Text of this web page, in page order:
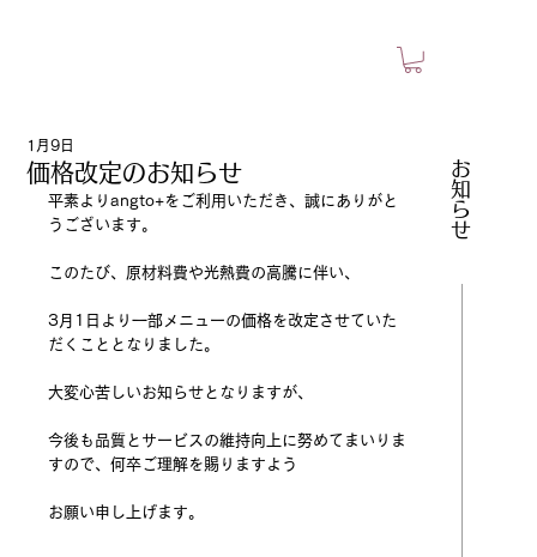
価格改定のお知らせ
1月9日
平素よりangto+をご利用いただき、誠にありがと
うございます。
このたび、原材料費や光熱費の高騰に伴い、
3月1日より一部メニューの価格を改定させていた
だくこととなりました。
大変心苦しいお知らせとなりますが、
今後も品質とサービスの維持向上に努めてまいりま
すので、何卒ご理解を賜りますよう
お願い申し上げます。
​お知らせ